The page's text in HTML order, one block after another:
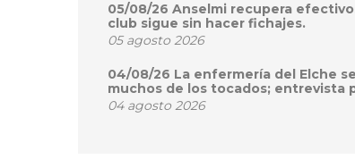
05/08/26 Anselmi recupera
club sigue sin hacer fichajes.
05 agosto 2026
04/08/26 La enfermería del Elche
muchos de los tocados; entrevista
04 agosto 2026